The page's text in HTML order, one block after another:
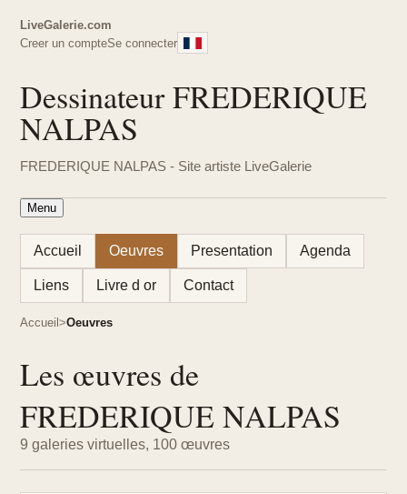
LiveGalerie.com
Creer un compteSe connecter
Dessinateur FREDERIQUE
NALPAS
FREDERIQUE NALPAS - Site artiste LiveGalerie
Menu
Accueil Oeuvres Presentation Agenda
Liens Livre d or Contact
Accueil Oeuvres
Les œuvres de
FREDERIQUE NALPAS
9 galeries virtuelles, 100 œuvres